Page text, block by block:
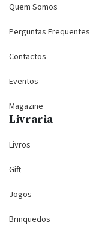
Quem Somos
Perguntas Frequentes
Contactos
Eventos
Magazine
Livraria
Livros
Gift
Jogos
Brinquedos